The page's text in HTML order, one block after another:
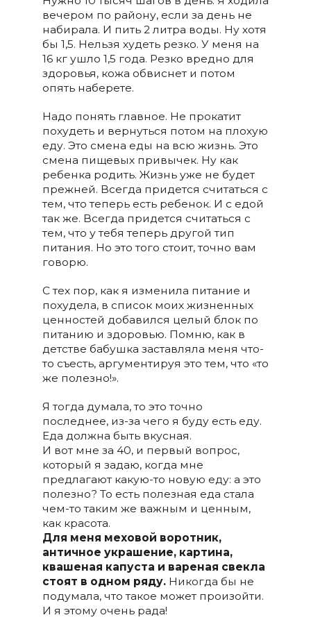
вечером по району, если за день не
набирала. И пить 2 литра воды. Ну хотя
бы 1,5. Нельзя худеть резко. У меня на
16 кг ушло 1,5 года. Резко вредно для
здоровья, кожа обвиснет и потом
опять наберете.
Надо понять главное. Не прокатит
похудеть и вернуться потом на плохую
еду. Это смена еды на всю жизнь. Это
смена пищевых привычек. Ну как
ребенка родить. Жизнь уже не будет
прежней. Всегда придется считаться с
тем, что теперь есть ребенок. И с едой
так же. Всегда придется считаться с
тем, что у тебя теперь другой тип
питания. Но это того стоит, точно вам
говорю.
С тех пор, как я изменила питание и
похудела, в список моих жизненных
ценностей добавился целый блок по
питанию и здоровью. Помню, как в
детстве бабушка заставляла меня что-
то съесть, аргументируя это тем, что «то
же полезно!».
Я тогда думала, то это точно
последнее, из-за чего я буду есть еду.
Еда должна быть вкусная.
И вот мне за 40, и первый вопрос,
который я задаю, когда мне
предлагают какую-то новую еду: а это
полезно? То есть полезная еда стала
чем-то таким же важным и ценным,
как красота.
Для меня меховой воротник,
античное украшение, картина,
квашеная капуста и вареная свекла
стоят в одном ряду.Никогда бы не
подумала, что такое может произойти.
И я этому очень рада!